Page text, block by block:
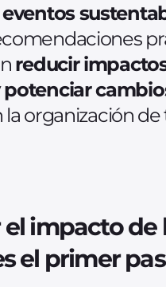
reducir
organización de
impacto de
el primer